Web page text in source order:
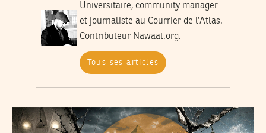
Universitaire, community manager
et journaliste au Courrier de l’Atlas.
Contributeur Nawaat.org.
Tous ses articles